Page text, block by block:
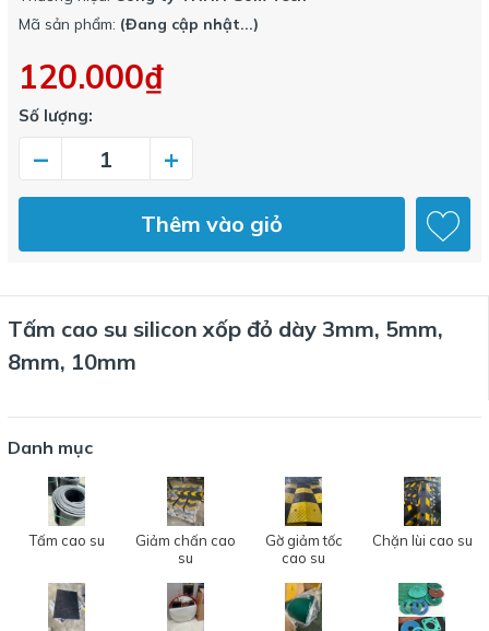
Mã sản phẩm: (Đang cập nhật...)
120.000₫
Số lượng:
– +
Thêm vào giỏ
Tấm cao su silicon xốp đỏ dày 3mm, 5mm,
8mm, 10mm
Danh mục
Tấm cao su
Giảm chấn cao
su
Gờ giảm tốc
cao su
Chặn lùi cao su